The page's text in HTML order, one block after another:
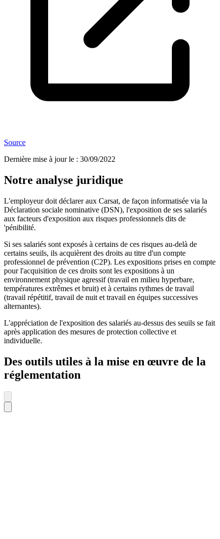
Source
Dernière mise à jour le : 30/09/2022
Notre analyse juridique
L'employeur doit déclarer aux Carsat, de façon informatisée via la
Déclaration sociale nominative (DSN), l'exposition de ses salariés
aux facteurs d'exposition aux risques professionnels dits de
'pénibilité.
Si ses salariés sont exposés à certains de ces risques au-delà de
certains seuils, ils acquièrent des droits au titre d'un compte
professionnel de prévention (C2P). Les expositions prises en compte
pour l'acquisition de ces droits sont les expositions à un
environnement physique agressif (travail en milieu hyperbare,
températures extrêmes et bruit) et à certains rythmes de travail
(travail répétitif, travail de nuit et travail en équipes successives
alternantes).
L'appréciation de l'exposition des salariés au-dessus des seuils se fait
après application des mesures de protection collective et
individuelle.
Des outils utiles à la mise en œuvre de la
réglementation